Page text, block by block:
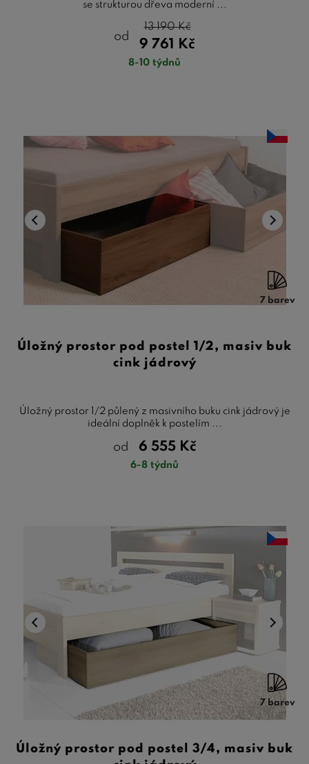
se strukturou dřeva moderní ...
od
9 761 Kč
13 190Kč
8-10 týdnů
7 barev
Úložný prostor pod postel 1/2, masiv buk
cink jádrový
Úložný prostor 1/2 půlený z masivního buku cink jádrový je
ideální doplněk k postelím ...
od 6 555 Kč
6-8 týdnů
7 barev
Úložný prostor pod postel 3/4, masiv buk